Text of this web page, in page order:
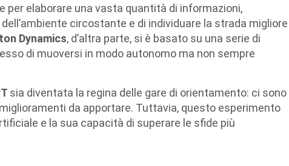
per elaborare una vasta quantità di informazioni,
circostante e di individuare la strada migliore
Dynamics, d’altra parte, si è basato su una serie di
di muoversi in modo autonomo ma non sempre
sia diventata la regina delle gare di orientamento: ci sono
da apportare. Tuttavia, questo esperimento
e la sua capacità di superare le sfide più